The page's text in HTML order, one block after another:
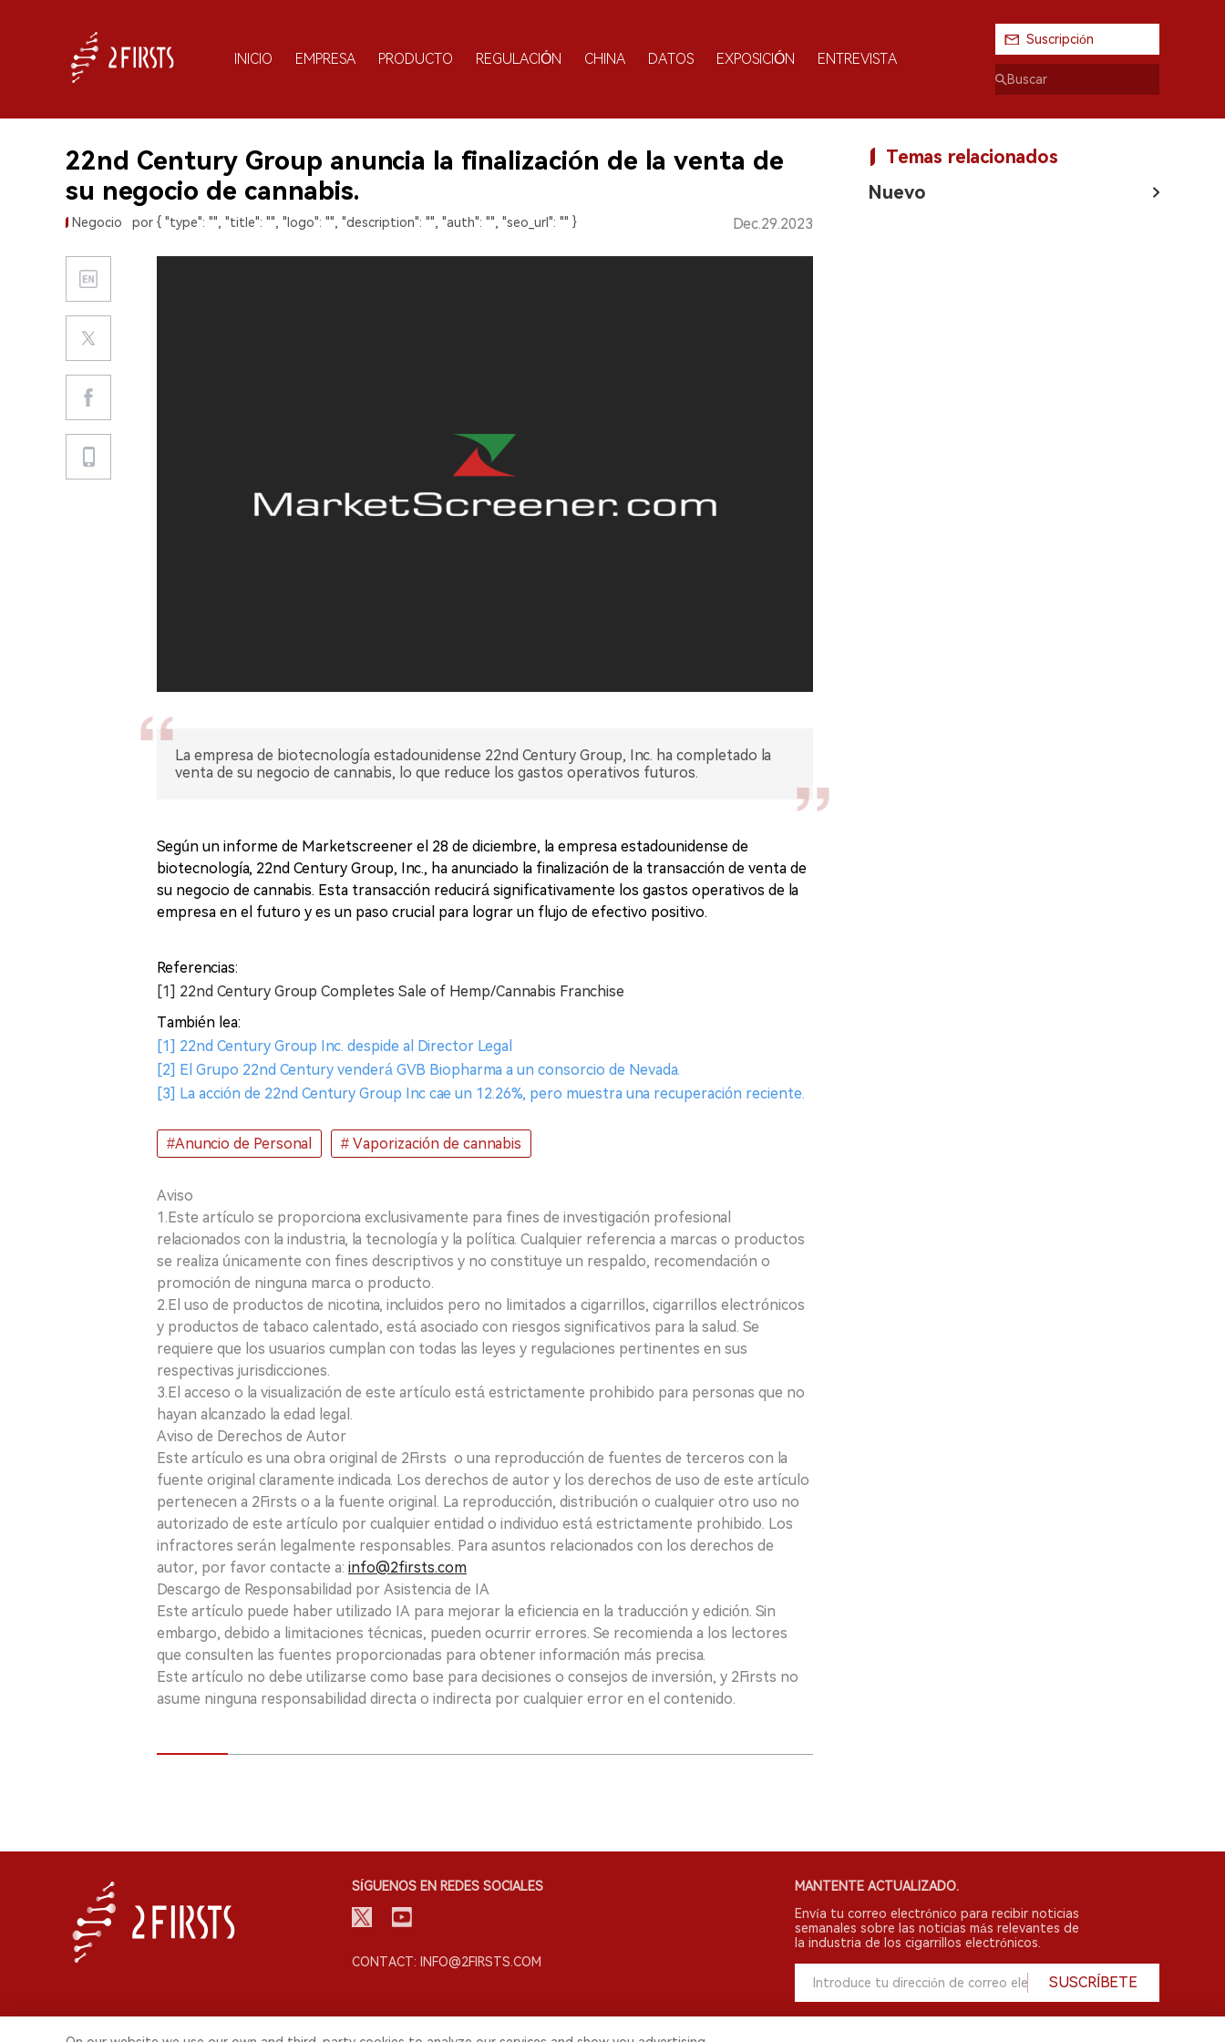
INICIO EMPRESA PRODUCTO REGULACIÓN CHINA DATOS EXPOSICIÓN ENTREVISTA
Suscripción
22nd Century Group anuncia la finalización de la venta de
su negocio de cannabis.
Negocio por { "type": "", "title": "", "logo": "", "description": "", "auth": "", "seo_url": "" } Dec.29.2023
La empresa de biotecnología estadounidense 22nd Century Group, Inc. ha completado la
venta de su negocio de cannabis, lo que reduce los gastos operativos futuros.
Según un informe de Marketscreener el 28 de diciembre, la empresa estadounidense de
biotecnología, 22nd Century Group, Inc., ha anunciado la finalización de la transacción de venta de
su negocio de cannabis. Esta transacción reducirá significativamente los gastos operativos de la
empresa en el futuro y es un paso crucial para lograr un flujo de efectivo positivo.
Referencias:
[1] 22nd Century Group Completes Sale of Hemp/Cannabis Franchise
También lea:
[1] 22nd Century Group Inc. despide al Director Legal
[2] El Grupo 22nd Century venderá GVB Biopharma a un consorcio de Nevada.
[3] La acción de 22nd Century Group Inc cae un 12.26%, pero muestra una recuperación reciente.
#Anuncio de Personal # Vaporización de cannabis
Aviso
1.Este artículo se proporciona exclusivamente para fines de investigación profesional
relacionados con la industria, la tecnología y la política. Cualquier referencia a marcas o productos
se realiza únicamente con fines descriptivos y no constituye un respaldo, recomendación o
promoción de ninguna marca o producto.
2.El uso de productos de nicotina, incluidos pero no limitados a cigarrillos, cigarrillos electrónicos
y productos de tabaco calentado, está asociado con riesgos significativos para la salud. Se
requiere que los usuarios cumplan con todas las leyes y regulaciones pertinentes en sus
respectivas jurisdicciones.
3.El acceso o la visualización de este artículo está estrictamente prohibido para personas que no
hayan alcanzado la edad legal.
Aviso de Derechos de Autor
Este artículo es una obra original de 2Firsts o una reproducción de fuentes de terceros con la
fuente original claramente indicada. Los derechos de autor y los derechos de uso de este artículo
pertenecen a 2Firsts o a la fuente original. La reproducción, distribución o cualquier otro uso no
autorizado de este artículo por cualquier entidad o individuo está estrictamente prohibido. Los
infractores serán legalmente responsables. Para asuntos relacionados con los derechos de
autor, por favor contacte a: info@2firsts.com
Descargo de Responsabilidad por Asistencia de IA
Este artículo puede haber utilizado IA para mejorar la eficiencia en la traducción y edición. Sin
embargo, debido a limitaciones técnicas, pueden ocurrir errores. Se recomienda a los lectores
que consulten las fuentes proporcionadas para obtener información más precisa.
Este artículo no debe utilizarse como base para decisiones o consejos de inversión, y 2Firsts no
asume ninguna responsabilidad directa o indirecta por cualquier error en el contenido.
Temas relacionados
Nuevo
SÍGUENOS EN REDES SOCIALES
CONTACT: INFO@2FIRSTS.COM
MANTENTE ACTUALIZADO.
Envía tu correo electrónico para recibir noticias
semanales sobre las noticias más relevantes de
la industria de los cigarrillos electrónicos.
SUSCRÍBETE